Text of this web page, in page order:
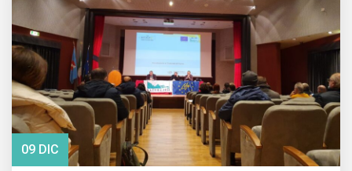
09 DIC